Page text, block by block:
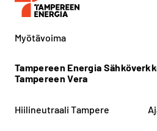
Myötävoima
Tampereen Energia
Tampereen Vera
Hiilineutraali Tampere